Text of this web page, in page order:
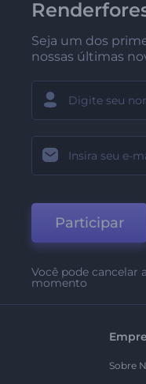
Seja um dos
nossas últimas
Participar
Você pode cancelar
momento
Sobre